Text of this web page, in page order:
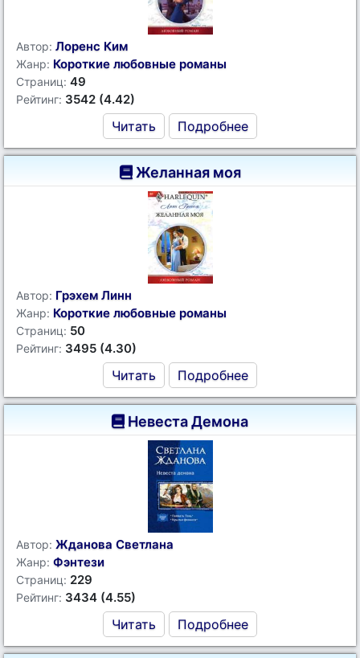
Автор: Лоренс Ким
Жанр: Короткие любовные романы
Страниц: 49
Рейтинг: 3542 (4.42)
Читать Подробнее
Желанная моя
Автор: Грэхем Линн
Жанр: Короткие любовные романы
Страниц: 50
Рейтинг: 3495 (4.30)
Читать Подробнее
Невеста Демона
Автор: Жданова Светлана
Жанр: Фэнтези
Страниц: 229
Рейтинг: 3434 (4.55)
Читать Подробнее